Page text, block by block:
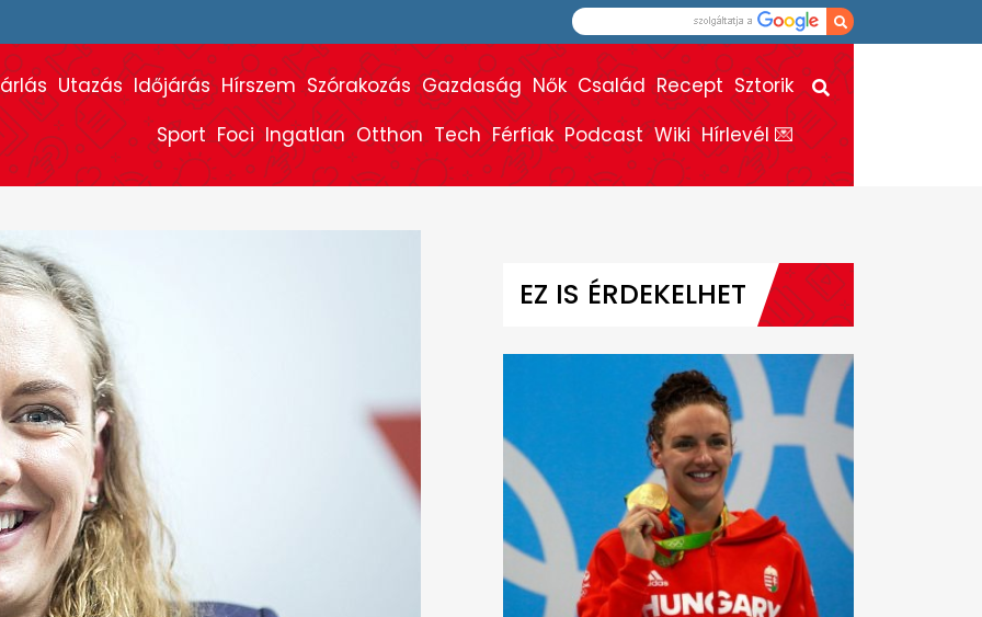
Utazás Időjárás Hírszem Szórakozás Gazdaság Nők Család Recept Sztorik
Sport Foci Ingatlan Otthon Tech Férfiak Podcast Wiki Hírlevél 💌
EZ IS ÉRDEKELHET